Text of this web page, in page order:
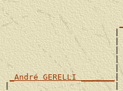
_André GERELLI _______ |
|